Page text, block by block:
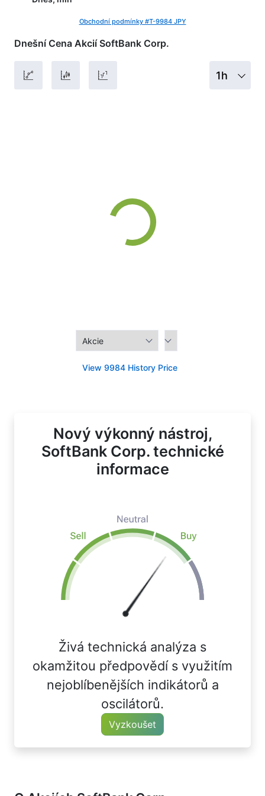
Dnešní Cena Akcií SoftBank Corp.
1h
View 9984 History Price
Obchodní podmínky #T-9984 JPY
Nový výkonný nástroj,
SoftBank Corp. technické
informace
Živá technická analýza s
okamžitou předpovědí s využitím
nejoblíbenějších indikátorů a
oscilátorů.
Vyzkoušet